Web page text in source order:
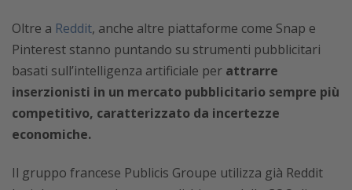
Oltre a Reddit, anche altre piattaforme come Snap e
Pinterest stanno puntando su strumenti pubblicitari
basati sull’intelligenza artificiale per attrarre
inserzionisti in un mercato pubblicitario sempre più
competitivo, caratterizzato da incertezze
economiche.
Il gruppo francese Publicis Groupe utilizza già Reddit